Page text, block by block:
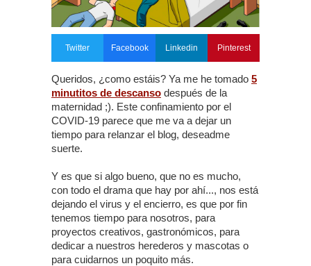
Twitter Facebook Linkedin Pinterest
Queridos, ¿como estáis? Ya me he tomado 5
minutitos de descanso después de la
maternidad ;). Este confinamiento por el
COVID-19 parece que me va a dejar un
tiempo para relanzar el blog, deseadme
suerte.
Y es que si algo bueno, que no es mucho,
con todo el drama que hay por ahí..., nos está
dejando el virus y el encierro, es que por fin
tenemos tiempo para nosotros, para
proyectos creativos, gastronómicos, para
dedicar a nuestros herederos y mascotas o
para cuidarnos un poquito más.